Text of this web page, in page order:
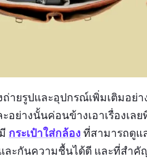
ายรูปและอุปกรณ์เพิ่มเติมอย่
อย่างนั้นค่อนข้างเอาเรื่องเล
กระเป๋าใส่กล้อง ที่สามารถดูแ
ละกันความชื้นได้ดี และที่สำคั